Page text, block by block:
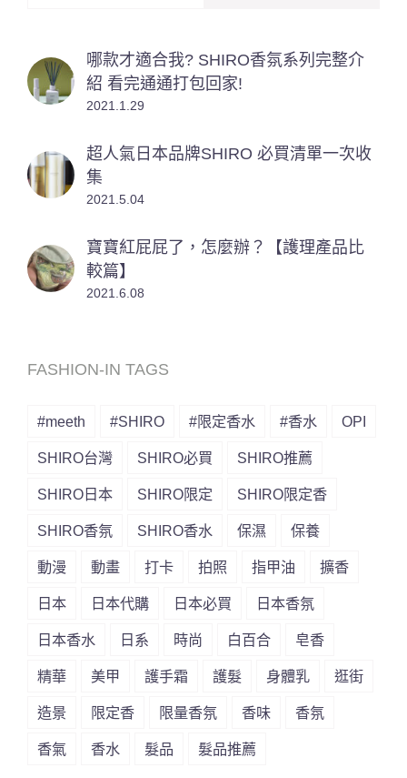
哪款才適合我? SHIRO香氛系列完整介
紹 看完通通打包回家!
2021.1.29
超人氣日本品牌SHIRO 必買清單一次收
集
2021.5.04
寶寶紅屁屁了，怎麼辦？【護理產品比
較篇】
2021.6.08
FASHION-IN TAGS
#meeth #SHIRO #限定香水 #香水 OPI
SHIRO台灣 SHIRO必買 SHIRO推薦
SHIRO日本 SHIRO限定 SHIRO限定香
SHIRO香氛 SHIRO香水 保濕 保養
動漫 動畫 打卡 拍照 指甲油 擴香
日本 日本代購 日本必買 日本香氛
日本香水 日系 時尚 白百合 皂香
精華 美甲 護手霜 護髮 身體乳 逛街
造景 限定香 限量香氛 香味 香氛
香氣 香水 髮品 髮品推薦